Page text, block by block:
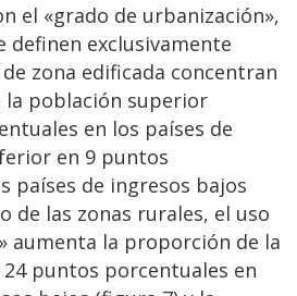
el «grado de urbanización»,
definen exclusivamente
zona edificada concentran
población superior
en los países de
en 9 puntos
países de ingresos bajos
de las zonas rurales, el uso
aumenta la proporción de la
puntos porcentuales en